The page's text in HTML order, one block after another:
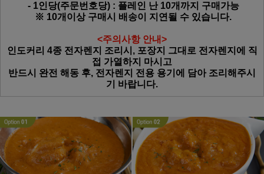
- 1인당(주문번호당) : 플레인 난 10개까지 구매가능
※ 10개이상 구매시 배송이 지연될 수 있습니다.
<주의사항 안내>
인도커리 4종 전자렌지 조리시, 포장지 그대로 전자렌지에 직
접 가열하지 마시고
반드시 완전 해동 후, 전자렌지 전용 용기에 담아 조리해주시
기 바랍니다.